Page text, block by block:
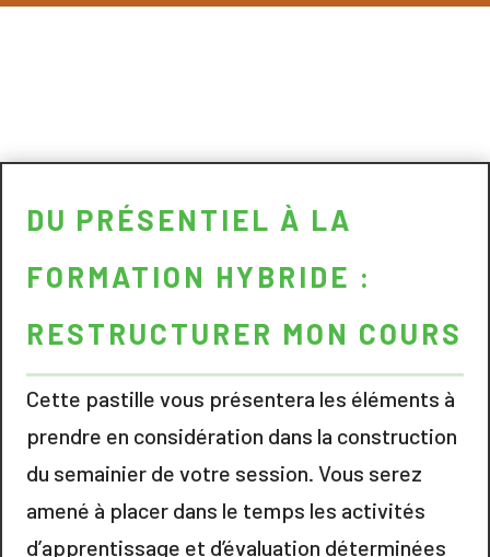
DU PRÉSENTIEL À LA
FORMATION HYBRIDE :
RESTRUCTURER MON COURS
Cette pastille vous présentera les éléments à
prendre en considération dans la construction
du semainier de votre session. Vous serez
amené à placer dans le temps les activités
d’apprentissage et d’évaluation déterminées